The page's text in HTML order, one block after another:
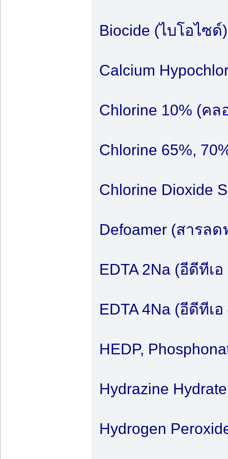
Biocide (ไบโอไซด์)
Calcium
Chlorine 10% (ค
Chlorine 65%,
Chlorine Dioxide
Defoamer (สารลด
EDTA 2Na (อีดีทีเ
EDTA 4Na (อีดีทีเ
HEDP,
Hydrazine
Hydrogen